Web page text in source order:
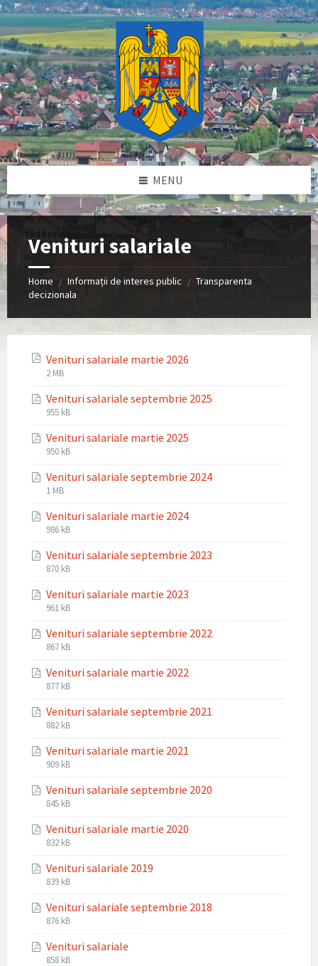
Skip
to
content
Skip
to
left
sidebar
Skip
to
right
sidebar
Skip
to
footer
MENU
Venituri salariale
Home / Informații de interes public / Transparenta
decizionala
Venituri salariale martie 2026
File
pdf
File
2 MB
Venituri salariale septembrie 2025
File
pdf
File
955 kB
Venituri salariale martie 2025
File
pdf
File
950 kB
Venituri salariale septembrie 2024
File
pdf
File
1 MB
Venituri salariale martie 2024
File
pdf
File
986 kB
Venituri salariale septembrie 2023
File
pdf
File
870 kB
Venituri salariale martie 2023
File
pdf
File
961 kB
Venituri salariale septembrie 2022
File
pdf
File
867 kB
Venituri salariale martie 2022
File
pdf
File
877 kB
Venituri salariale septembrie 2021
File
pdf
File
882 kB
Venituri salariale martie 2021
File
pdf
File
909 kB
Venituri salariale septembrie 2020
File
pdf
File
845 kB
Venituri salariale martie 2020
File
pdf
File
832 kB
Venituri salariale 2019
File
pdf
File
839 kB
Venituri salariale septembrie 2018
File
pdf
File
876 kB
Venituri salariale
File
File
858 kB